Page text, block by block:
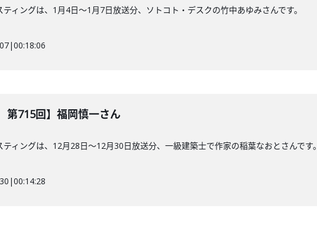
ィングは、1月4日〜1月7日放送分、ソトコト・デスクの竹中あゆみさんです。
|00:18:06
715回】福岡慎一さん
ィングは、12月28日〜12月30日放送分、一級建築士で作家の稲葉なおとさんです
|00:14:28